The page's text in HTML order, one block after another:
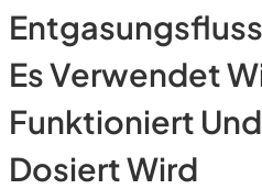
Es Verwendet
Funktioniert
Dosiert Wird